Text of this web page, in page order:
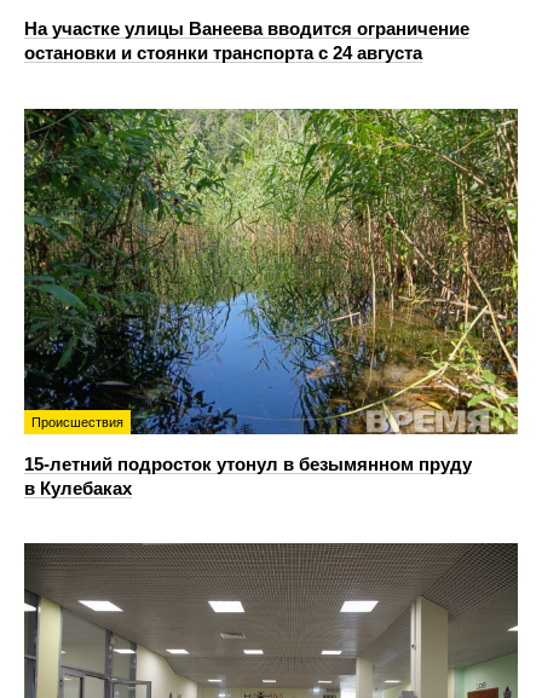
На участке улицы Ванеева вводится ограничение
остановки и стоянки транспорта с 24 августа
Происшествия
15-летний подросток утонул в безымянном пруду
в Кулебаках